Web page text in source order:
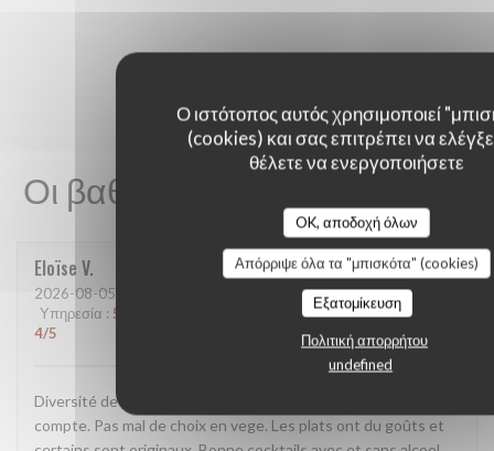
Ο ιστότοπος αυτός χρησιμοποιεί
(cookies) και σας επιτρέπει να
θέλετε να ενεργοποιήσετε
OK, αποδοχή όλων
Απόρριψε όλα τα "μπισκότα" (cookies)
Εξατομίκευση
Πολιτική απορρήτου
undefined
Οι βαθμολογίες πελατών μας
Eloïse V
2026-08-05
Υπηρεσία : 5 :4/5 Ποιότητα / Τιμή
4/5
Diversité de plats pour que tout le monde y trouve sont
compte. Pas mal de choix en vege. Les plats ont du goûts et